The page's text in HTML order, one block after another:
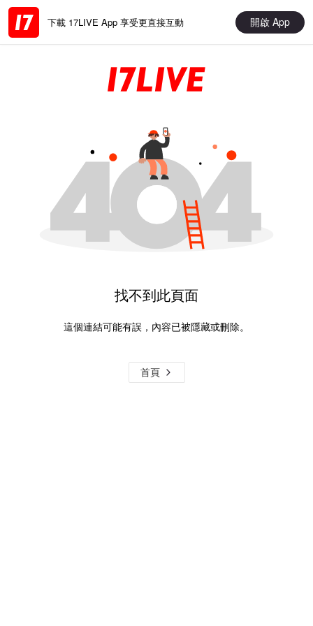
下載 17LIVE App 享受更直接互動 開啟 App
找不到此頁面
這個連結可能有誤，內容已被隱藏或刪除。
首頁